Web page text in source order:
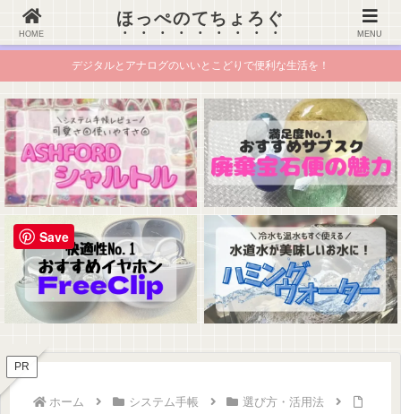
ほっぺのてちょろぐ
デジタルとアナログのいいとこどりで便利な生活を！
PR
ホーム システム手帳
選び方・活用法
HOME
ほっぺのてちょろぐ
MENU
Save